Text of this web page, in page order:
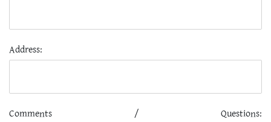
Address:
Comments / Questions: